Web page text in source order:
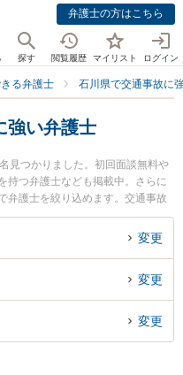
弁護士の方はこちら
探す 閲覧履歴 マイリスト ログイン
る弁護士 石川県で交通事故に
強い弁護士
見つかりました。初回面談無料や
持つ弁護士なども掲載中。さらに
弁護士を絞り込めます。交通事故
事故等の細かな分野での絞り込み
事務所の竹内 克昭弁護士や井奈法
害者のトラブルを今すぐに弁護士
解決の実績豊富な近くの弁護士を
者を法律相談できる石川県内の弁
変更
変更
変更